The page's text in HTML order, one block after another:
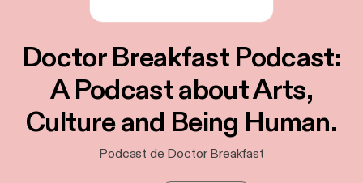
Doctor Breakfast Podcast:
A Podcast about Arts,
Culture and Being Human.
Podcast de Doctor Breakfast